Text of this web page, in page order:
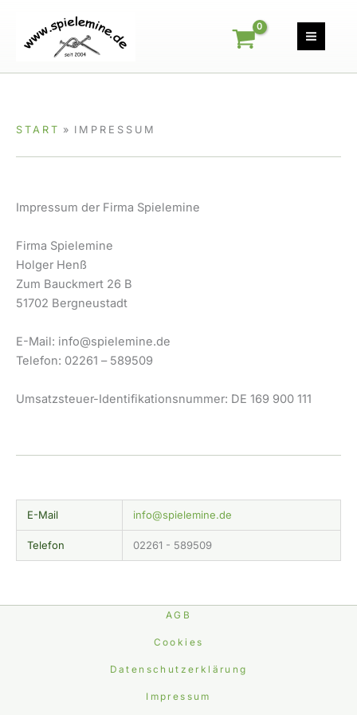
springen
START IMPRESSUM
Impressum der Firma Spielemine
Firma Spielemine
Holger Henß
Zum Bauckmert 26 B
51702 Bergneustadt
E-Mail: info@spielemine.de
Telefon: 02261 – 589509
Umsatzsteuer-Identifikationsnummer: DE 169 900 111
E-Mail info@spielemine.de
Telefon 02261 - 589509
AGB
Cookies
Datenschutzerklärung
Impressum